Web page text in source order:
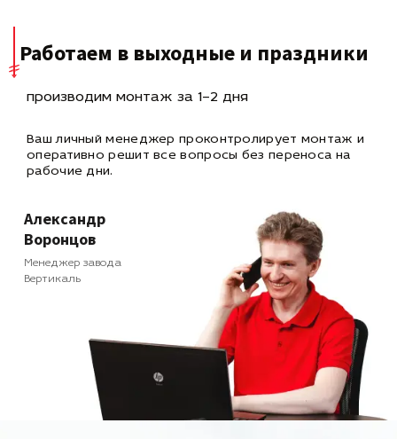
Работаем в выходные и праздники
производим монтаж за 1–2 дня
Ваш личный менеджер проконтролирует монтаж и
оперативнорешит все вопросы без переноса на
рабочие дни.
Александр
Воронцов
Менеджер завода
Вертикаль